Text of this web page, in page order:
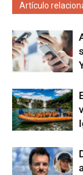
Artículo